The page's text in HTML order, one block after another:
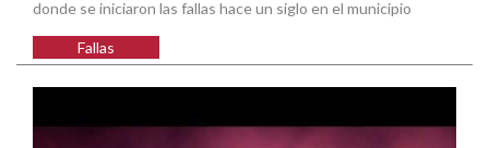
donde se iniciaron las fallas hace un siglo en el municipio
Fallas